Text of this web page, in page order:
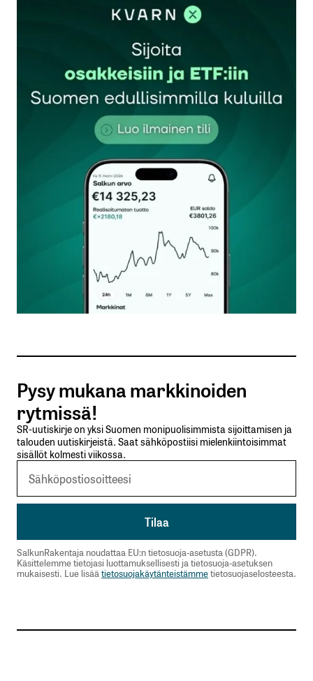
rekisteröityä
Sähköpostiosoitettasi ei julkaista.Pakolliset
kentät on merkitty*
Kommentti*
Nimesi tai nimimerkkisi
Sähköpostiosoitteesi
Tilaa SalkunRakentajan uutiskirje
Lähetä kommentti
Pysy mukana markkinoiden
rytmissä!
SR-uutiskirje on yksi Suomen monipuolisimmista sijoittamisen ja
talouden uutiskirjeistä. Saat sähköpostiisi mielenkiintoisimmat
sisällöt kolmesti viikossa.
SalkunRakentaja noudattaa EU:n tietosuoja-asetusta (GDPR).
Käsittelemme tietojasi luottamuksellisesti ja tietosuoja-asetuksen
mukaisesti. Lue lisää tietosuojakäytänteistämmetietosuojaselosteesta.